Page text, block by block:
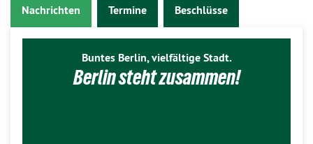
Nachrichten Termine Beschlüsse
Buntes Berlin, vielfältige Stadt.
Berlin steht zusammen!